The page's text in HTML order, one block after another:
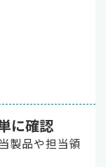
に確認
製品や担当領